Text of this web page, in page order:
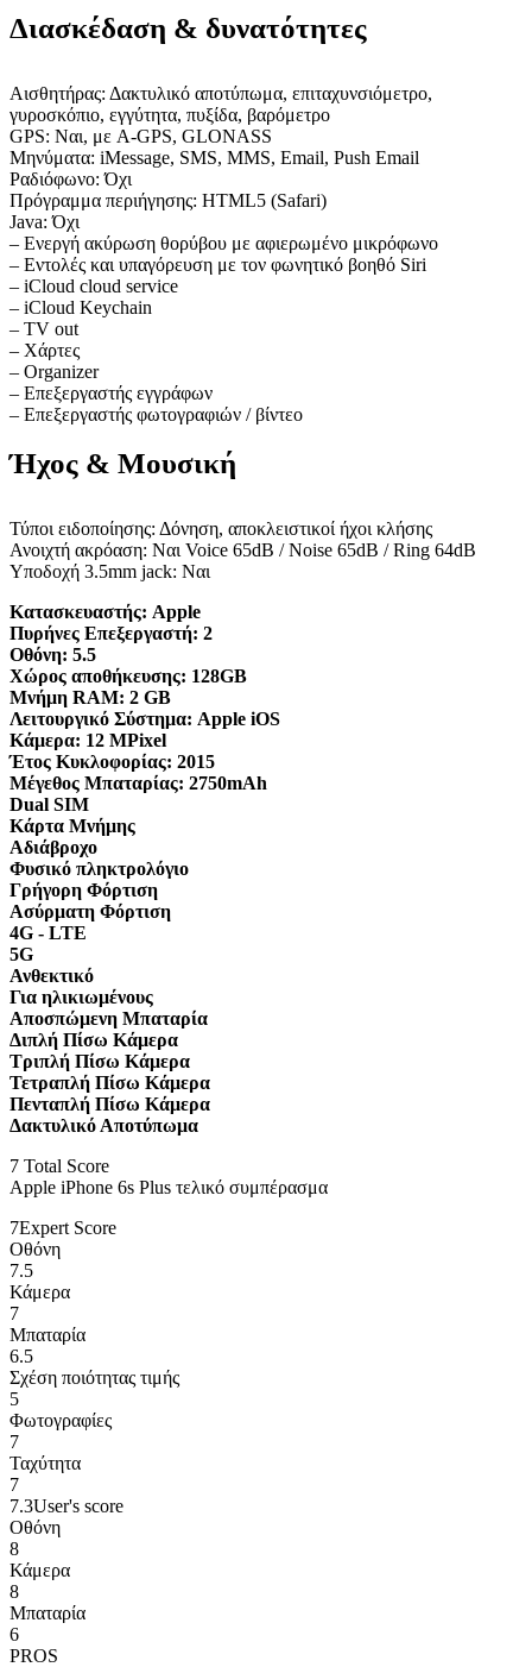
Διασκέδαση & δυνατότητες
Αισθητήρας: Δακτυλικό αποτύπωμα, επιταχυνσιόμετρο,
γυροσκόπιο, εγγύτητα, πυξίδα, βαρόμετρο
GPS: Ναι, με A-GPS, GLONASS
Μηνύματα: iMessage, SMS, MMS, Email, Push Email
Ραδιόφωνο: Όχι
Πρόγραμμα περιήγησης: HTML5 (Safari)
Java: Όχι
– Ενεργή ακύρωση θορύβου με αφιερωμένο μικρόφωνο
– Εντολές και υπαγόρευση με τον φωνητικό βοηθό Siri
– iCloud cloud service
– iCloud Keychain
– TV out
– Χάρτες
– Organizer
– Επεξεργαστής εγγράφων
– Επεξεργαστής φωτογραφιών / βίντεο
Ήχος & Μουσική
Τύποι ειδοποίησης: Δόνηση, αποκλειστικοί ήχοι κλήσης
Ανοιχτή ακρόαση: Ναι Voice 65dB / Noise 65dB / Ring 64dB
Υποδοχή 3.5mm jack: Ναι
Κατασκευαστής: Apple
Πυρήνες Επεξεργαστή: 2
Οθόνη: 5.5
Χώρος αποθήκευσης: 128GB
Μνήμη RAM: 2 GB
Λειτουργικό Σύστημα: Apple iOS
Κάμερα: 12 MPixel
Έτος Κυκλοφορίας: 2015
Μέγεθος Μπαταρίας: 2750mAh
Dual SIM
Κάρτα Μνήμης
Αδιάβροχο
Φυσικό πληκτρολόγιο
Γρήγορη Φόρτιση
Ασύρματη Φόρτιση
4G - LTE
5G
Ανθεκτικό
Για ηλικιωμένους
Αποσπώμενη Μπαταρία
Διπλή Πίσω Κάμερα
Τριπλή Πίσω Κάμερα
Τετραπλή Πίσω Κάμερα
Πενταπλή Πίσω Κάμερα
Δακτυλικό Αποτύπωμα
7 Total Score
Apple iPhone 6s Plus τελικό συμπέρασμα
7Expert Score
Οθόνη
7.5
Κάμερα
7
Μπαταρία
6.5
Σχέση ποιότητας τιμής
5
Φωτογραφίες
7
Ταχύτητα
7
7.3User's score
Οθόνη
8
Κάμερα
8
Μπαταρία
6
PROS